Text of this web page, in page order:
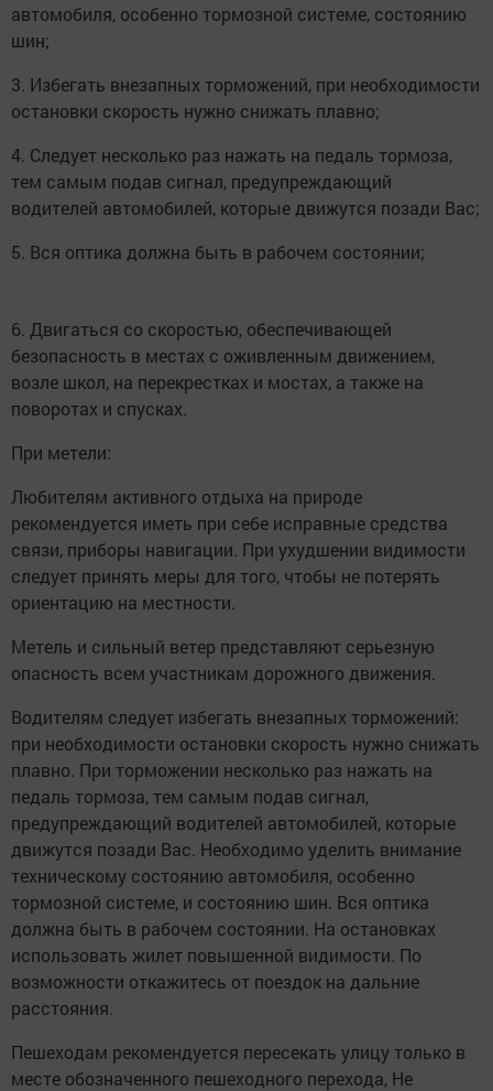
автомобиля, особенно тормозной системе, состоянию
шин;
3. Избегать внезапных торможений, при необходимости
остановки скорость нужно снижать плавно;
4. Следует несколько раз нажать на педаль тормоза,
тем самым подав сигнал, предупреждающий
водителей автомобилей, которые движутся позади Вас;
5. Вся оптика должна быть в рабочем состоянии;
6. Двигаться со скоростью, обеспечивающей
безопасность в местах с оживленным движением,
возле школ, на перекрестках и мостах, а также на
поворотах и спусках.
При метели:
Любителям активного отдыха на природе
рекомендуется иметь при себе исправные средства
связи, приборы навигации. При ухудшении видимости
следует принять меры для того, чтобы не потерять
ориентацию на местности.
Метель и сильный ветер представляют серьезную
опасность всем участникам дорожного движения.
Водителям следует избегать внезапных торможений:
при необходимости остановки скорость нужно снижать
плавно. При торможении несколько раз нажать на
педаль тормоза, тем самым подав сигнал,
предупреждающий водителей автомобилей, которые
движутся позади Вас. Необходимо уделить внимание
техническому состоянию автомобиля, особенно
тормозной системе, и состоянию шин. Вся оптика
должна быть в рабочем состоянии. На остановках
использовать жилет повышенной видимости. По
возможности откажитесь от поездок на дальние
расстояния.
Пешеходам рекомендуется пересекать улицу только в
месте обозначенного пешеходного перехода, Не